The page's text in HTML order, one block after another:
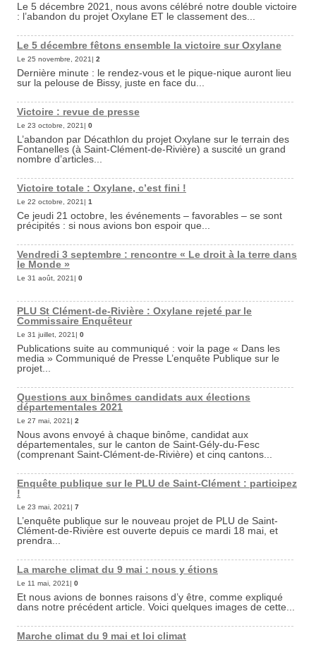
Le 5 décembre 2021, nous avons célébré notre double victoire
: l’abandon du projet Oxylane ET le classement des...
Le 5 décembre fêtons ensemble la victoire sur Oxylane
Le 25 novembre, 2021| 2
Dernière minute : le rendez-vous et le pique-nique auront lieu
sur la pelouse de Bissy, juste en face du...
Victoire : revue de presse
Le 23 octobre, 2021| 0
L’abandon par Décathlon du projet Oxylane sur le terrain des
Fontanelles (à Saint-Clément-de-Rivière) a suscité un grand
nombre d’articles...
Victoire totale : Oxylane, c’est fini !
Le 22 octobre, 2021| 1
Ce jeudi 21 octobre, les événements – favorables – se sont
précipités : si nous avions bon espoir que...
Vendredi 3 septembre : rencontre « Le droit à la terre dans
le Monde »
Le 31 août, 2021| 0
PLU St Clément-de-Rivière : Oxylane rejeté par le
Commissaire Enquêteur
Le 31 juillet, 2021| 0
Publications suite au communiqué : voir la page « Dans les
media » Communiqué de Presse L’enquête Publique sur le
projet...
Questions aux binômes candidats aux élections
départementales 2021
Le 27 mai, 2021| 2
Nous avons envoyé à chaque binôme, candidat aux
départementales, sur le canton de Saint-Gély-du-Fesc
(comprenant Saint-Clément-de-Rivière) et cinq cantons...
Enquête publique sur le PLU de Saint-Clément : participez
!
Le 23 mai, 2021| 7
L’enquête publique sur le nouveau projet de PLU de Saint-
Clément-de-Rivière est ouverte depuis ce mardi 18 mai, et
prendra...
La marche climat du 9 mai : nous y étions
Le 11 mai, 2021| 0
Et nous avions de bonnes raisons d’y être, comme expliqué
dans notre précédent article. Voici quelques images de cette...
Marche climat du 9 mai et loi climat